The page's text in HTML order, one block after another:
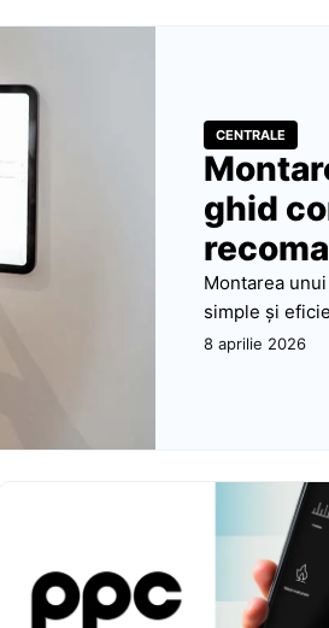
CENTRALE
ghid
Montarea
simple și
8 aprilie 2026